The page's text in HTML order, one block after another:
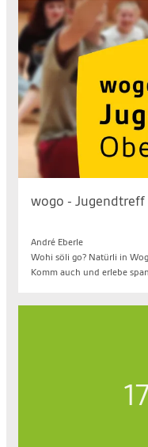
wogo - Jugendtreff
André Eberle
Wohi söli go? Natürli in
Komm auch und erlebe